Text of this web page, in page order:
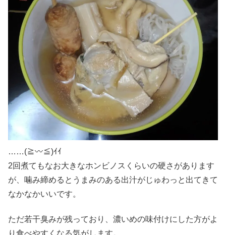
……(≧〰≦)ｲｲ
2回煮てもなお大きなホンビノスくらいの硬さがあります
が、噛み締めるとうまみのある出汁がじゅわっと出てきて
なかなかいいです。
ただ若干臭みが残っており、濃いめの味付けにした方がよ
り食べやすくなる気がします。